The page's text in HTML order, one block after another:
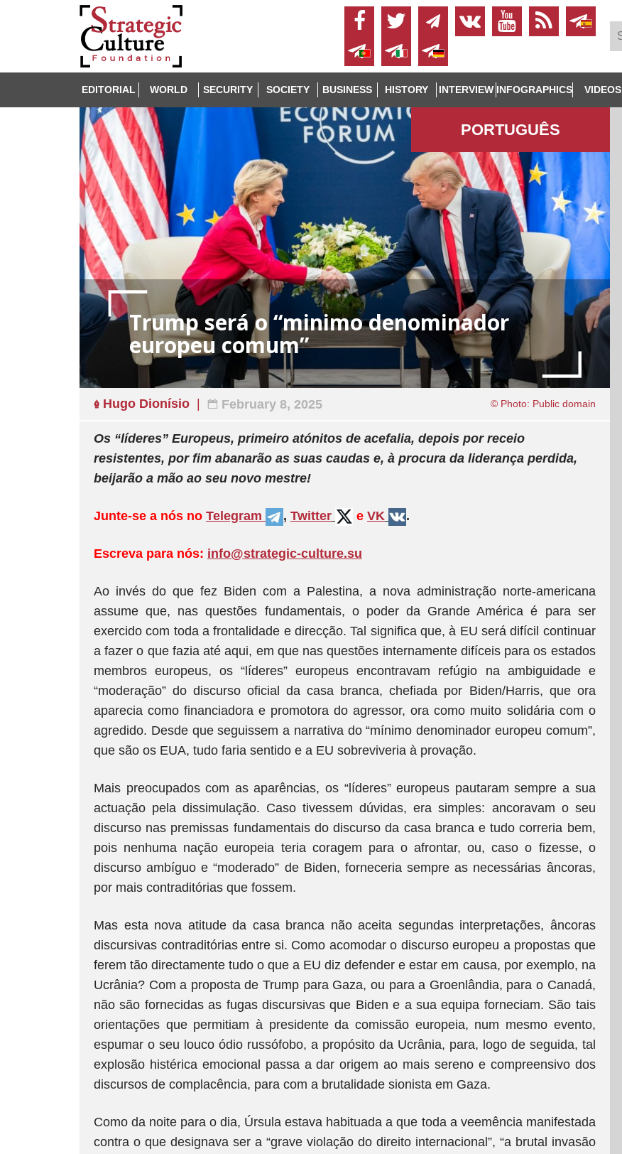
EDITORIAL WORLD SECURITY SOCIETY BUSINESS HISTORY INTERVIEW INFOGRAPHICS VIDEOS
PORTUGUÊS
Trump será o “minimo denominador
europeu comum”
Hugo Dionísio February 8, 2025 © Photo: Public domain
Os “líderes” Europeus, primeiro atónitos de acefalia, depois por receio
resistentes, por fim abanarão as suas caudas e, à procura da liderança perdida,
beijarão a mão ao seu novo mestre!
Junte-se a nós no Telegram , Twitter e VK .
Escreva para nós: info@strategic-culture.su
Ao invés do que fez Biden com a Palestina, a nova administração norte-americana
assume que, nas questões fundamentais, o poder da Grande América é para ser
exercido com toda a frontalidade e direcção. Tal significa que, à EU será difícil continuar
a fazer o que fazia até aqui, em que nas questões internamente difíceis para os estados
membros europeus, os “líderes” europeus encontravam refúgio na ambiguidade e
“moderação” do discurso oficial da casa branca, chefiada por Biden/Harris, que ora
aparecia como financiadora e promotora do agressor, ora como muito solidária com o
agredido. Desde que seguissem a narrativa do “mínimo denominador europeu comum”,
que são os EUA, tudo faria sentido e a EU sobreviveria à provação.
Mais preocupados com as aparências, os “líderes” europeus pautaram sempre a sua
actuação pela dissimulação. Caso tivessem dúvidas, era simples: ancoravam o seu
discurso nas premissas fundamentais do discurso da casa branca e tudo correria bem,
pois nenhuma nação europeia teria coragem para o afrontar, ou, caso o fizesse, o
discurso ambíguo e “moderado” de Biden, forneceria sempre as necessárias âncoras,
por mais contraditórias que fossem.
Mas esta nova atitude da casa branca não aceita segundas interpretações, âncoras
discursivas contraditórias entre si. Como acomodar o discurso europeu a propostas que
ferem tão directamente tudo o que a EU diz defender e estar em causa, por exemplo, na
Ucrânia? Com a proposta de Trump para Gaza, ou para a Groenlândia, para o Canadá,
não são fornecidas as fugas discursivas que Biden e a sua equipa forneciam. São tais
orientações que permitiam à presidente da comissão europeia, num mesmo evento,
espumar o seu louco ódio russófobo, a propósito da Ucrânia, para, logo de seguida, tal
explosão histérica emocional passa a dar origem ao mais sereno e compreensivo dos
discursos de complacência, para com a brutalidade sionista em Gaza.
Como da noite para o dia, Úrsula estava habituada a que toda a veemência manifestada
contra o que designava ser a “grave violação do direito internacional”, “a brutal invasão